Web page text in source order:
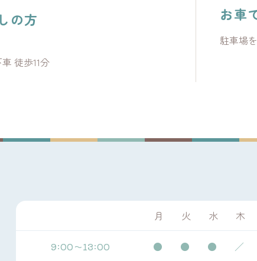
の方
徒歩11分
お車
駐車場
月 火 水 木
9:00～13:00 ● ● ● ／